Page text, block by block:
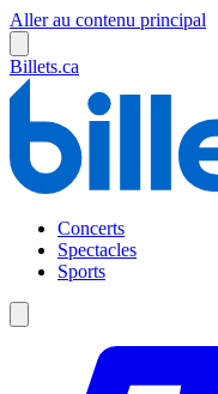
Aller au contenu principal
Billets.ca
Concerts
Spectacles
Sports